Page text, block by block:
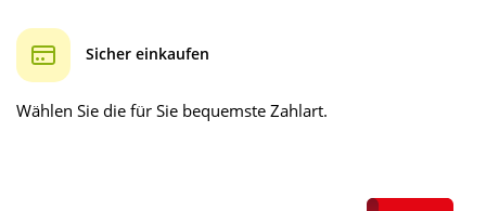
Sicher einkaufen
Wählen Sie die für Sie bequemste Zahlart.